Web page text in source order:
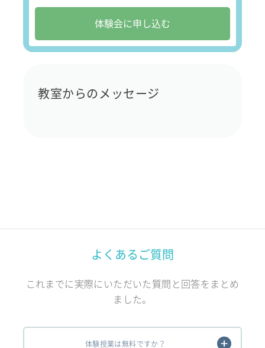
体験会に申し込む
教室からのメッセージ
よくあるご質問
これまでに実際にいただいた質問と回答をまとめ
ました。
体験授業は無料ですか？